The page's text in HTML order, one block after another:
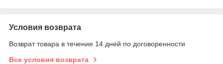
Условия возврата
Возврат товара в течение 14 дней по договоренности
Все условия возврата